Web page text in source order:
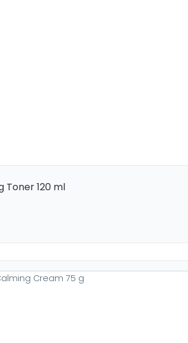
Toner 120 ml